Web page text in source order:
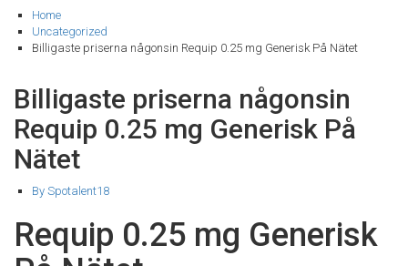
Home
Uncategorized
Billigaste priserna någonsin Requip 0.25 mg Generisk På Nätet
Billigaste priserna någonsin
Requip 0.25 mg Generisk På
Nätet
By Spotalent18
Requip 0.25 mg Generisk